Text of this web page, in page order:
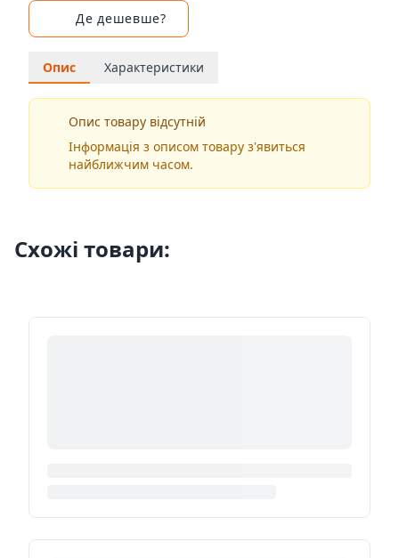
Де дешевше?
Опис Характеристики
Опис товару відсутній
Інформація з описом товару з'явиться
найближчим часом.
Схожі товари: